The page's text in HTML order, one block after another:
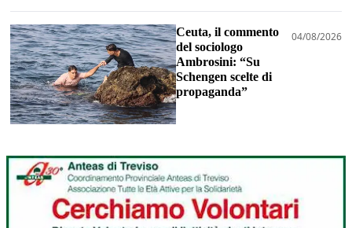
Ceuta, il commento
del sociologo
Ambrosini: “Su
Schengen scelte di
propaganda”
04/08/2026